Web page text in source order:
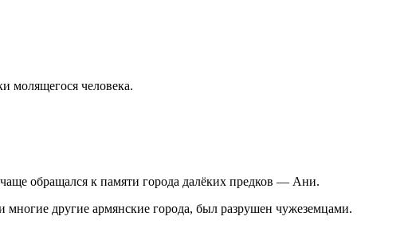
молящегося человека.
обращался к памяти города далёких предков — Ани.
другие армянские города, был разрушен чужеземцами.